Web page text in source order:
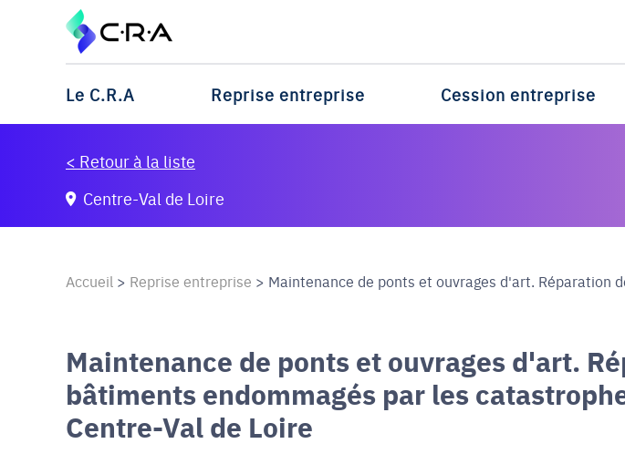
Le C.R.A Reprise entreprise Cession entreprise
< Retour à la liste
Centre-Val de Loire
Accueil > Reprise entreprise > Maintenance de ponts et ouvrages d'art. Réparation
Maintenance de ponts et ouvrages d'art.
bâtiments endommagés par les
Centre-Val de Loire